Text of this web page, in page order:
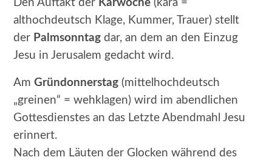
Den Auftakt der Karwoche (kara =
althochdeutsch Klage, Kummer, Trauer) stellt
der Palmsonntag dar, an dem an den Einzug
Jesu in Jerusalem gedacht wird.
AmGründonnerstag (mittelhochdeutsch
„greinen“ = wehklagen) wird im abendlichen
Gottesdienstes an das Letzte Abendmahl Jesu
erinnert.
Nach dem Läuten der Glocken während des